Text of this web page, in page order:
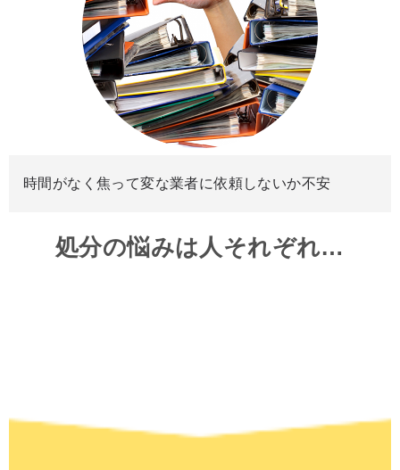
時間がなく焦って変な業者に依頼しないか不安
処分の悩みは人それぞれ…